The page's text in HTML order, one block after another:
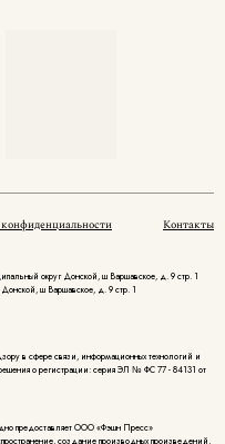
Контакты
округ Донской, ш Варшавское, д. 9 стр. 1
ш Варшавское, д. 9 стр. 1
в сфере связи, информационных технологий и
о регистрации: серия ЭЛ № ФС 77 - 84131 от
предоставляет ООО «Фэшн Пресс»
создание производных произведений,